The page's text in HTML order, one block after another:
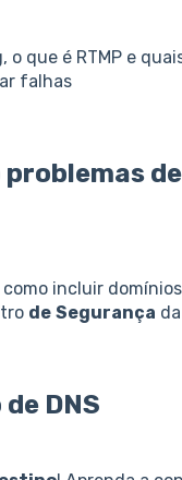
que é RTMP e
falhas
de
incluir
de Segurança
deDNS